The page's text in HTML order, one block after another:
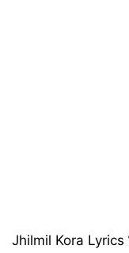
Jhilmil Kora Lyrics